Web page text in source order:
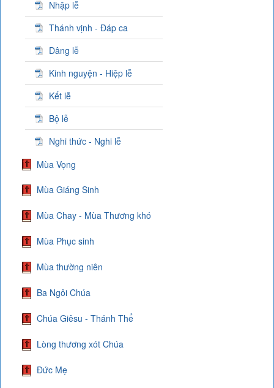
Nhập lễ
Thánh vịnh - Đáp ca
Dâng lễ
Kinh nguyện - Hiệp lễ
Kết lễ
Bộ lễ
Nghi thức - Nghi lễ
Mùa Vọng
Mùa Giáng Sinh
Mùa Chay - Mùa Thương khó
Mùa Phục sinh
Mùa thường niên
Ba Ngôi Chúa
Chúa Giêsu - Thánh Thể
Lòng thương xót Chúa
Đức Mẹ